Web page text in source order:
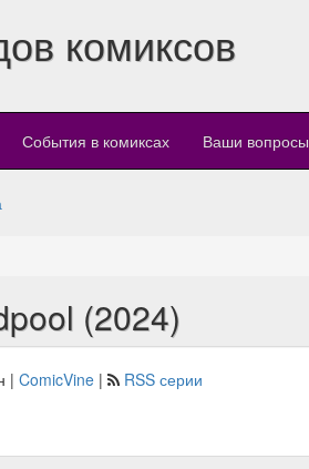
комиксов
События в комиксах Ваши вопросы
(2024)
| ComicVine |
RSS серии